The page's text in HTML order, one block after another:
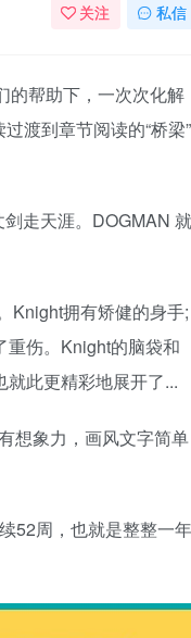
关注 私信
的帮助下，一次次化解
渡到章节阅读的“桥梁”
走天涯。DOGMAN 就
Knight拥有矫健的身手;
重伤。Knight的脑袋和
此更精彩地展开了...
想象力，画风文字简单
52周，也就是整整一年